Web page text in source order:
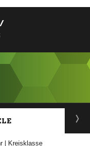
/
| Kreisklasse